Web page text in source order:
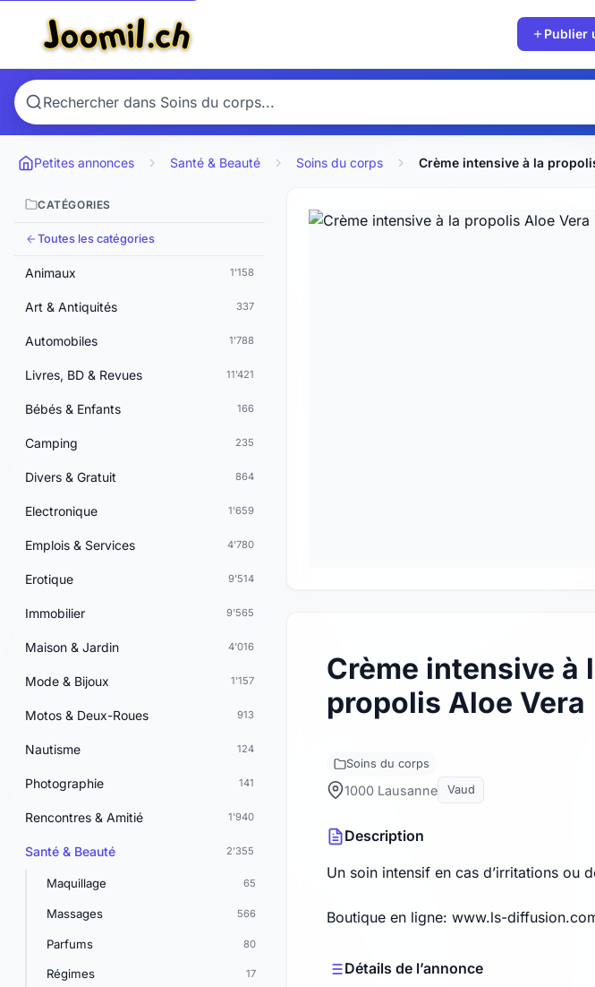
Publier
Petites annonces Santé & Beauté Soins du corps Crème intensive à la
CATÉGORIES
Toutes les catégories
Animaux 1'158
Art & Antiquités 337
Automobiles 1'788
Livres, BD & Revues 11'421
Bébés & Enfants 166
Camping 235
Divers & Gratuit 864
Electronique 1'659
Emplois & Services 4'780
Erotique 9'514
Immobilier 9'565
Maison & Jardin 4'016
Mode & Bijoux 1'157
Motos & Deux-Roues 913
Nautisme 124
Photographie 141
Rencontres & Amitié 1'940
Santé & Beauté 2'355
Maquillage 65
Massages 566
Parfums 80
Régimes 17
Crème intensive à
propolis Aloe Vera
Soins du corps
1000 Lausanne Vaud
Description
Un soin intensif en cas d’irritations ou
Boutique en ligne: www.ls-
Détails de l’annonce